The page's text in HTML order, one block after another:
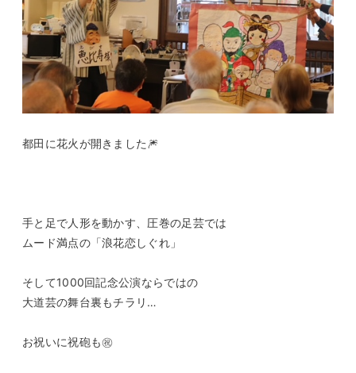
都田に花火が開きました🎆
手と足で人形を動かす、圧巻の足芸では
ムード満点の「浪花恋しぐれ」
そして1000回記念公演ならではの
大道芸の舞台裏もチラリ…
お祝いに祝砲も㊗